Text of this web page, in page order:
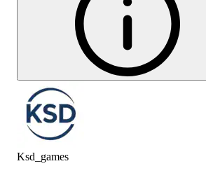
Ksd_games